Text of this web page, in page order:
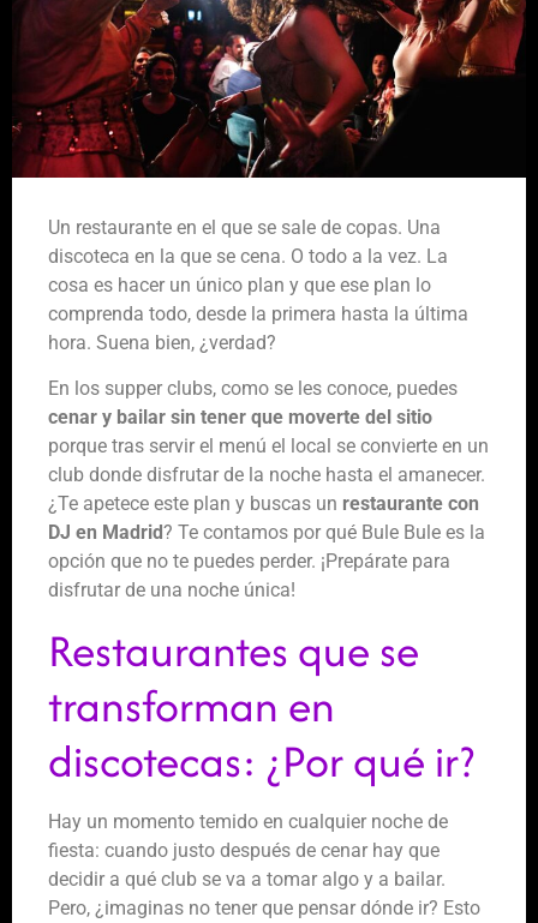
Un restaurante en el que se sale de copas. Una
discoteca en la que se cena. O todo a la vez. La
cosa es hacer un único plan y que ese plan lo
comprenda todo, desde la primera hasta la última
hora. Suena bien, ¿verdad?
En los supper clubs, como se les conoce, puedes
cenar y bailar sin tener que moverte del sitio
porque tras servir el menú el local se convierte en un
club donde disfrutar de la noche hasta el amanecer.
¿Te apetece este plan y buscas un restaurante con
DJ en Madrid? Te contamos por qué Bule Bule es la
opción que no te puedes perder. ¡Prepárate para
disfrutar de una noche única!
Restaurantes que se
transforman en
discotecas: ¿Por qué ir?
Hay un momento temido en cualquier noche de
fiesta: cuando justo después de cenar hay que
decidir a qué club se va a tomar algo y a bailar.
Pero, ¿imaginas no tener que pensar dónde ir? Esto